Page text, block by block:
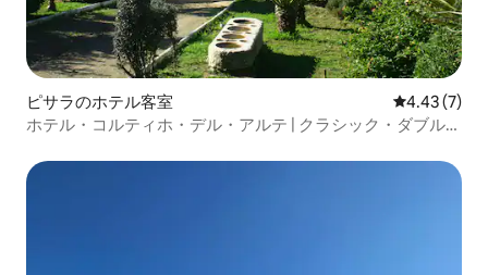
ピサラのホテル客室 レビュー7
4.43 (7)
ホテル・コルティホ・デル・アルテ | クラシック・ダブルル